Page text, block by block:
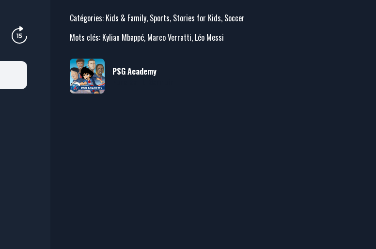
Catégories: Kids & Family, Sports, Stories for Kids, Soccer
Mots clés: Kylian Mbappé, Marco Verratti, Léo Messi
PSG Academy